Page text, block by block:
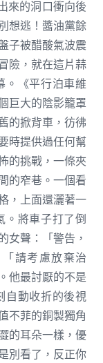
來的洞口衝向後
想逃！醬油黨餘
子被醋酸氣波震
險，就在這片蒜
。《平行泊車維
巨大的陰影籠罩
的掀背車，彷彿
時提供過任何幫
的挑戰，一條夾
的窄巷。一個看
，上面還灑著一
。將車子打了倒
女聲：「警告，
請考慮放棄治
他最討厭的不是
自動收折的後視
不菲的銅製獨角
的耳朵一樣，優
別看了，反正你